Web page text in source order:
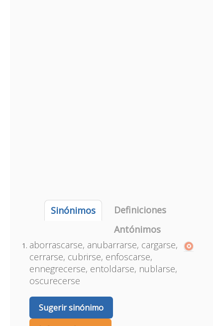
Sinónimos
Definiciones
Antónimos
aborrascarse, anubarrarse, cargarse,
cerrarse, cubrirse, enfoscarse,
ennegrecerse, entoldarse, nublarse,
oscurecerse
Sugerir sinónimo